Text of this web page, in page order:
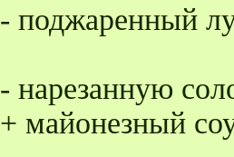
- поджаренный
- нарезанную
+ майонезный